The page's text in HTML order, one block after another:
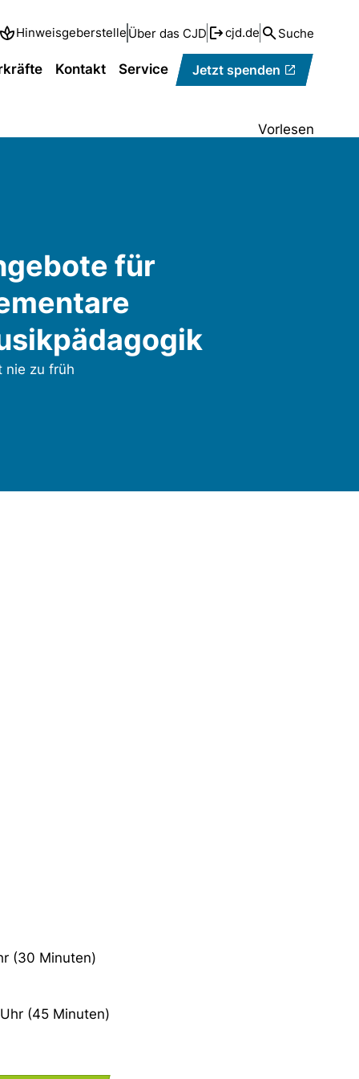
Hinweisgeberstelle Über das CJD cjd.de Suche
Jetzt spenden
Kontakt Service
Vorlesen
für
nie zu früh
(30 Minuten)
(45 Minuten)